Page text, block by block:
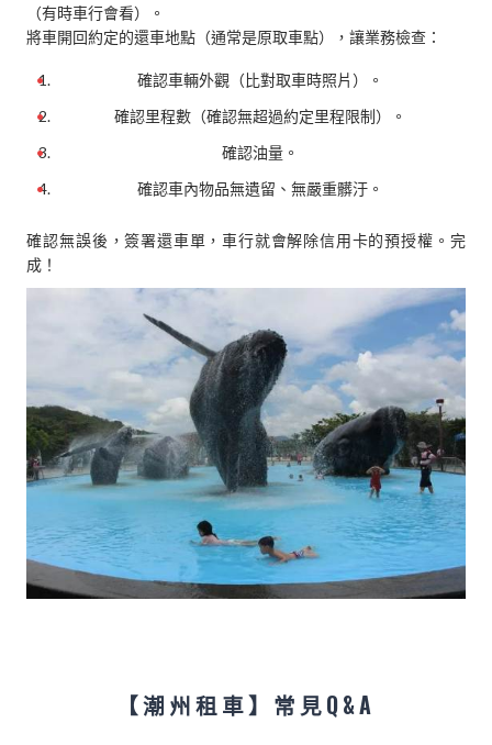
（有時車行會看）。
將車開回約定的還車地點（通常是原取車點），讓業務檢查：
確認車輛外觀（比對取車時照片）。
確認里程數（確認無超過約定里程限制）。
確認油量。
確認車內物品無遺留、無嚴重髒汙。
確認無誤後，簽署還車單，車行就會解除信用卡的預授權。完
成！
【潮州租車】常見Q&A